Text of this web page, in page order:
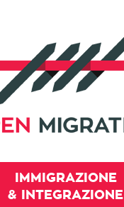
IMMIGRAZIONE
& INTEGRAZIONE